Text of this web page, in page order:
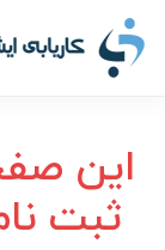
این
ثبت